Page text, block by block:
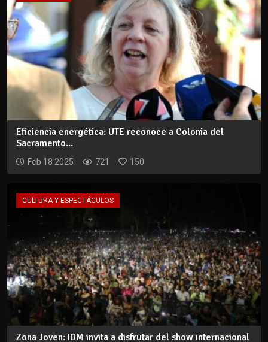
Eficiencia energética: UTE reconoce a Colonia del
Sacramento...
Feb 18 2025 721 150
CULTURA Y ESPECTÁCULOS
Zona Joven: IDM invita a disfrutar del show internacional